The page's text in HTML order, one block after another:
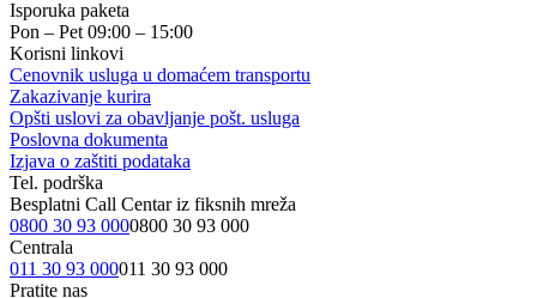
Isporuka paketa
Pon – Pet 09:00 – 15:00
Korisni linkovi
Cenovnik usluga u domaćem transportu
Zakazivanje kurira
Opšti uslovi za obavljanje pošt. usluga
Poslovna dokumenta
Izjava o zaštiti podataka
Tel. podrška
Besplatni Call Centar iz fiksnih mreža
0800 30 93 0000800 30 93 000
Centrala
011 30 93 000011 30 93 000
Pratite nas